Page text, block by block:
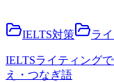
IELTS対策 ラ
IELTSライティング
え・つなぎ語